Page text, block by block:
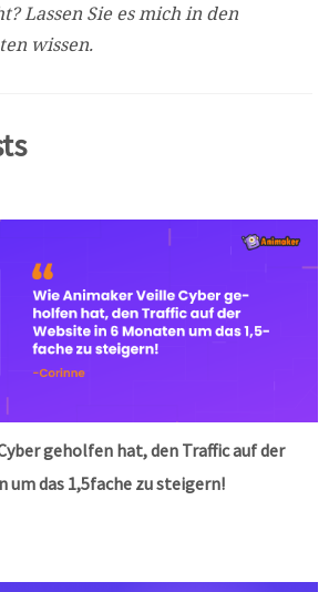
Lassen Sie es mich in den
wissen.
geholfen hat, den Traffic auf der
um das 1,5fache zu steigern!